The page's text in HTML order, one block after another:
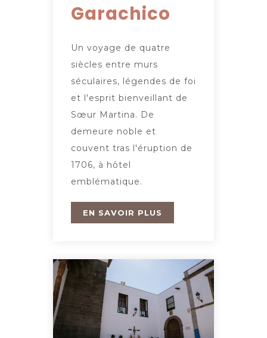
Garachico
Un voyage de quatre
siècles entre murs
séculaires, légendes de foi
et l'esprit bienveillant de
Sœur Martina. De
demeure noble et
couvent tras l'éruption de
1706, à hôtel
emblématique.
EN SAVOIR PLUS